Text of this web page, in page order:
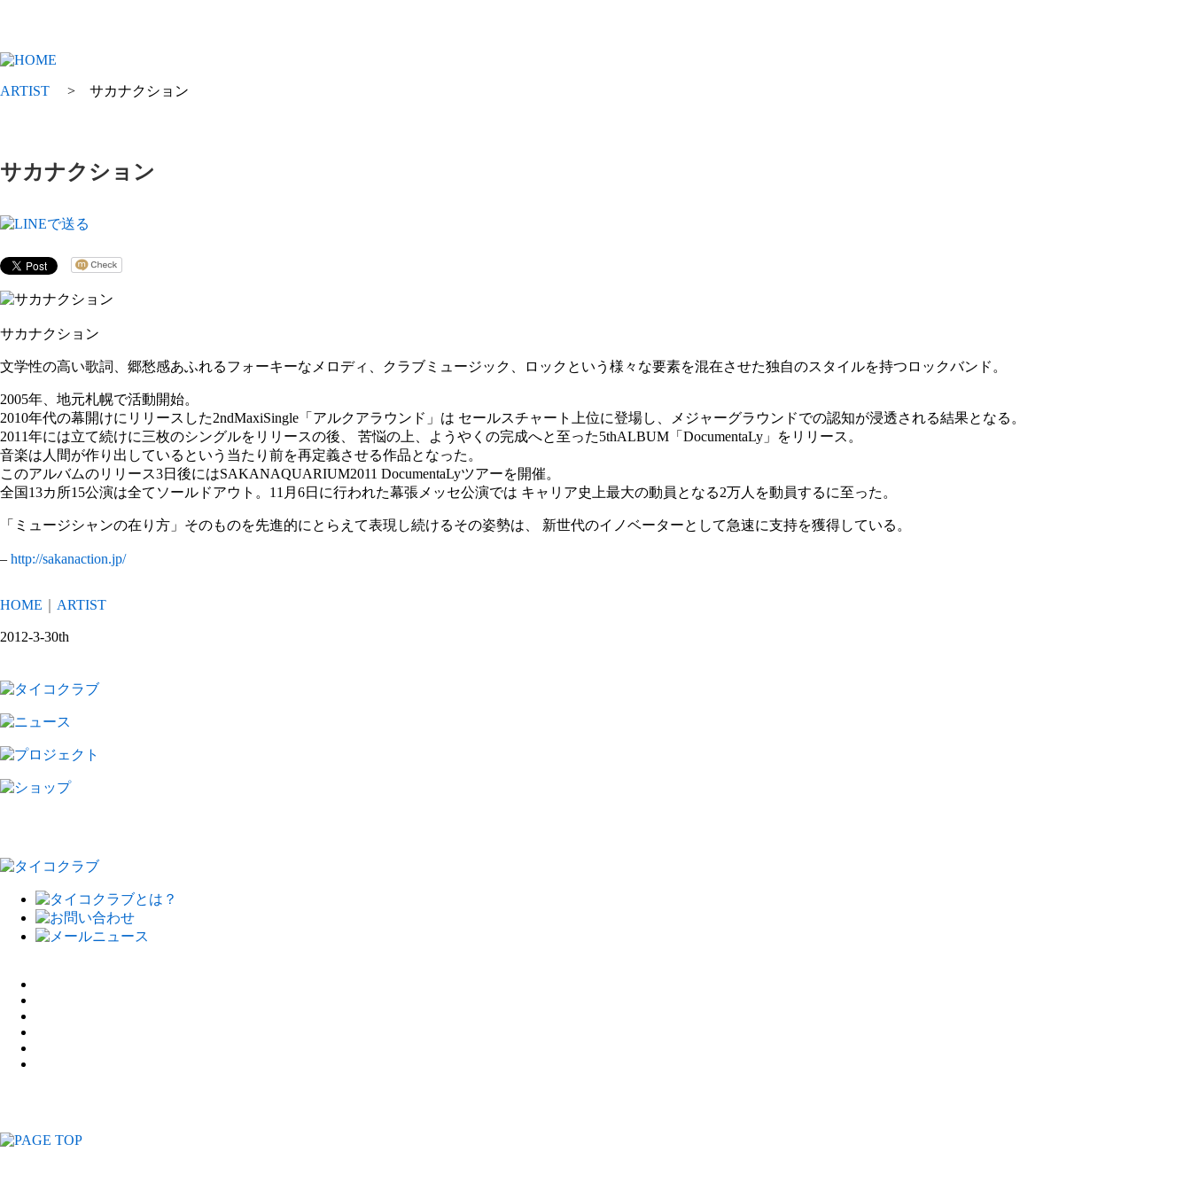
ARTIST > サカナクション
サカナクション
サカナクション
文学性の高い歌詞、郷愁感あふれるフォーキーなメロディ、クラブミュージック、ロックという様々な要素を混在させた独自のスタイルを持つロックバンド。
2005年、地元札幌で活動開始。
2010年代の幕開けにリリースした2ndMaxiSingle「アルクアラウンド」は セールスチャート上位に登場し、メジャーグラウンドでの認知が浸透される結果となる。
2011年には立て続けに三枚のシングルをリリースの後、 苦悩の上、ようやくの完成へと至った5thALBUM「DocumentaLy」をリリース。
音楽は人間が作り出しているという当たり前を再定義させる作品となった。
このアルバムのリリース3日後にはSAKANAQUARIUM2011 DocumentaLyツアーを開催。
全国13カ所15公演は全てソールドアウト。11月6日に行われた幕張メッセ公演では キャリア史上最大の動員となる2万人を動員するに至った。
「ミュージシャンの在り方」そのものを先進的にとらえて表現し続けるその姿勢は、 新世代のイノベーターとして急速に支持を獲得している。
– http://sakanaction.jp/
HOME ARTIST
2012-3-30th